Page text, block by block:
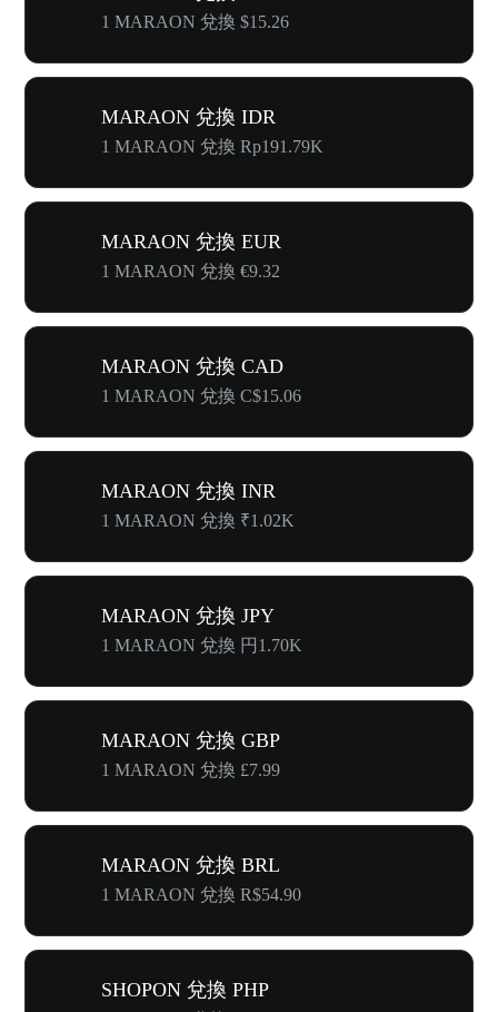
1 MARAON 兌換 $15.26
MARAON 兌換 IDR
1 MARAON 兌換 Rp191.79K
MARAON 兌換 EUR
1 MARAON 兌換 €9.32
MARAON 兌換 CAD
1 MARAON 兌換 C$15.06
MARAON 兌換 INR
1 MARAON 兌換 ₹1.02K
MARAON 兌換 JPY
1 MARAON 兌換 円1.70K
MARAON 兌換 GBP
1 MARAON 兌換 £7.99
MARAON 兌換 BRL
1 MARAON 兌換 R$54.90
SHOPON 兌換 PHP